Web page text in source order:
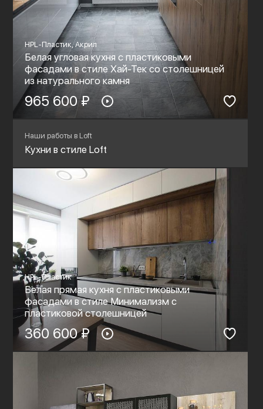
HPL-Пластик, Акрил
Белая угловая кухня с пластиковыми
фасадами в стиле Хай-Тек со столешницей
из натурального камня
965 600 ₽
Наши работы в Loft
Кухни в стиле Loft
HPL-Пластик
Белая прямая кухня с пластиковыми
фасадами в стиле Минимализм с
пластиковой столешницей
360 600 ₽